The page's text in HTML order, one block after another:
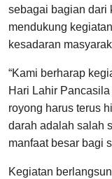
sebagai bagian dari
mendukung
kesadaran
“Kami berharap
Hari Lahir
royong harus terus
darah adalah salah
manfaat besar bagi
Kegiatan